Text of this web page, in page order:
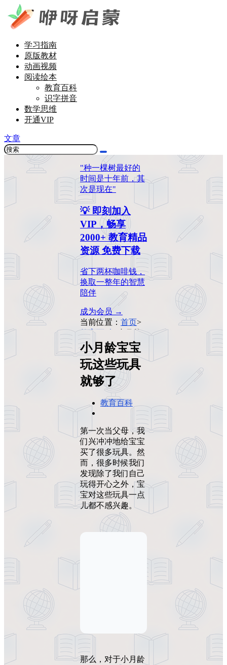
学习指南
原版教材
动画视频
阅读绘本
教育百科
识字拼音
数学思维
开通VIP
文章
"种一棵树最好的
时间是十年前，其
次是现在"
💡 即刻加入
VIP，畅享
2000+ 教育精品
资源 免费下载
省下两杯咖啡钱，
换取一整年的智慧
陪伴
成为会员 →
当前位置： 首页>
教育百科
小月龄
宝宝玩这些玩具就
够了
小月龄宝宝
玩这些玩具
就够了
教育百科
第一次当父母，我
们兴冲冲地给宝宝
买了很多玩具。然
而，很多时候我们
发现除了我们自己
玩得开心之外，宝
宝对这些玩具一点
儿都不感兴趣。
那么，对于小月龄